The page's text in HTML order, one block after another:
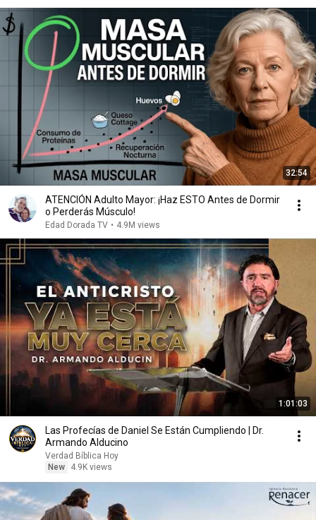
32:54
ATENCIÓN Adulto Mayor: ¡Haz ESTO Antes de Dormir
o Perderás Músculo!
Edad Dorada TV • 4.9M views
1:01:03
Las Profecías de Daniel Se Están Cumpliendo | Dr.
Armando Alducino
Verdad Bíblica Hoy
New
4.9K views